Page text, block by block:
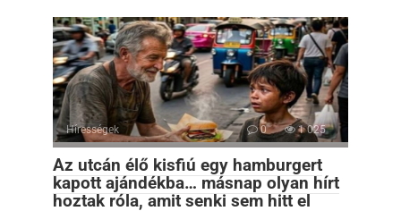
Hírességek 0 1 025
Az utcán élő kisfiú egy hamburgert
kapott ajándékba… másnap olyan hírt
hoztak róla, amit senki sem hitt el